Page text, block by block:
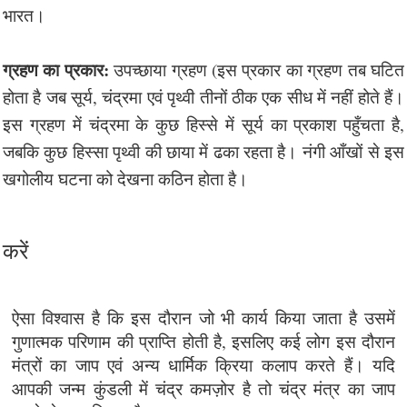
भारत।
ग्रहण का प्रकार:उपच्छाया ग्रहण (इस प्रकार का ग्रहण तब घटित
होता है जब सूर्य, चंद्रमा एवं पृथ्वी तीनों ठीक एक सीध में नहीं होते हैं।
इस ग्रहण में चंद्रमा के कुछ हिस्से में सूर्य का प्रकाश पहुँचता है,
जबकि कुछ हिस्सा पृथ्वी की छाया में ढका रहता है। नंगी आँखों से इस
खगोलीय घटना को देखना कठिन होता है।
करें
ऐसा विश्वास है कि इस दौरान जो भी कार्य किया जाता है उसमें
गुणात्मक परिणाम की प्राप्ति होती है, इसलिए कई लोग इस दौरान
मंत्रों का जाप एवं अन्य धार्मिक क्रिया कलाप करते हैं। यदि
आपकी जन्म कुंडली में चंद्र कमज़ोर है तो चंद्र मंत्र का जाप